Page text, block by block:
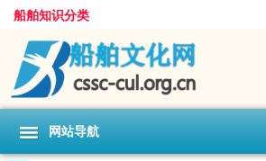
船舶知识分类
网站导航